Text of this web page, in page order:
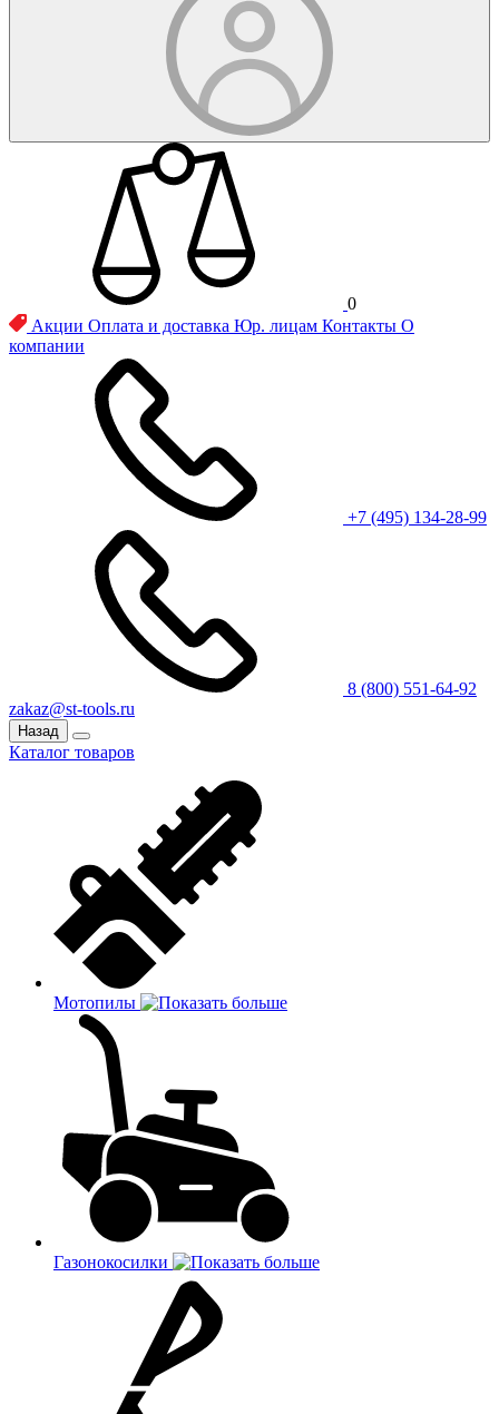
0
Акции Оплата и доставка Юр. лицам Контакты О
компании
+7 (495) 134-28-99
8 (800) 551-64-92
zakaz@st-tools.ru
Назад
Каталог товаров
Мотопилы
Газонокосилки